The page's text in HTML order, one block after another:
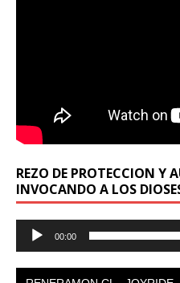
REZO DE PROTECCION Y
INVOCANDO A LOS
Reproductor
00:00